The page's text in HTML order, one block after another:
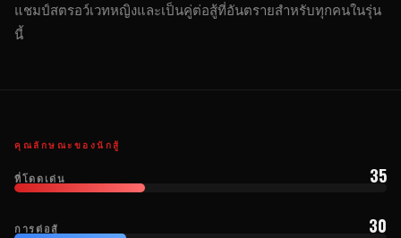
แชมป์สตรอว์เวทหญิงและเป็นคู่ต่อสู้ที่อันตรายสำหรับทุกคนในรุ่น
นี้
คุณลักษณะของนักสู้
ที่โดดเด่น 35
การต่อสู้ 30